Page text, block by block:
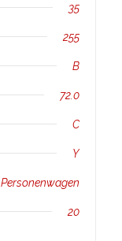
35
255
B
72.0
C
Y
Personenwagen
20